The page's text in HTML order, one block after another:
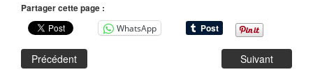
Partager cette page :
WhatsApp
Précédent Suivant